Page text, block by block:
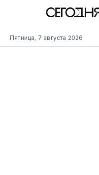
Пятница, 7 августа 2026